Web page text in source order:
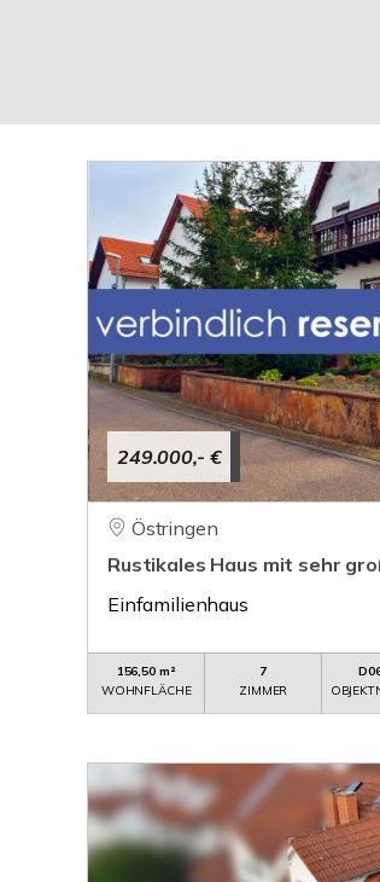
249.000,- €
Östringen
Rustikales Haus mit sehr
Einfamilienhaus
156,50 m²
WOHNFLÄCHE
7
ZIMMER